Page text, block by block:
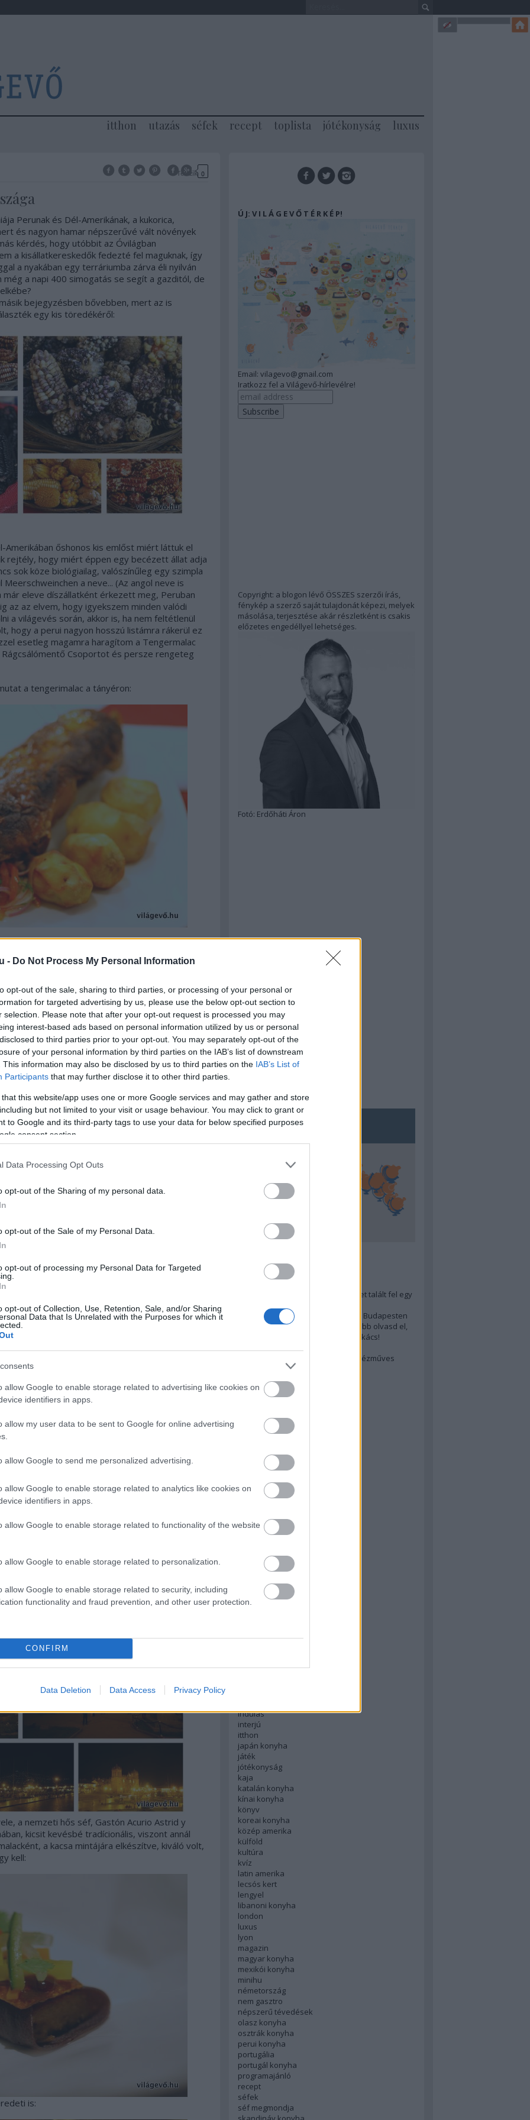
- Do Not Process My Personal Information
opt-out of the sale, sharing to third parties, or processing of your personal or
for targeted advertising by us, please use the below opt-out section to
selection. Please note that after your opt-out request is processed you may
interest-based ads based on personal information utilized by us or personal
to third parties prior to your opt-out. You may separately opt-out of the
of your personal information by third parties on the IAB’s list of downstream
This information may also be disclosed by us to third parties on the IAB’s List of
Participants that may further disclose it to other third parties.
that this website/app uses one or more Google services and may gather and store
but not limited to your visit or usage behaviour. You may click to grant or
to Google and its third-party tags to use your data for below specified purposes
consent section.
Data Processing Opt Outs
opt-out of the Sharing of my personal data.
opt-out of the Sale of my Personal Data.
opt-out of processing my Personal Data for Targeted
opt-out of Collection, Use, Retention, Sale, and/or Sharing
Data that Is Unrelated with the Purposes for which it
allow Google to enable storage related to advertising like cookies on
identifiers in apps.
allow my user data to be sent to Google for online advertising
allow Google to send me personalized advertising.
allow Google to enable storage related to analytics like cookies on
identifiers in apps.
allow Google to enable storage related to functionality of the website
allow Google to enable storage related to personalization.
allow Google to enable storage related to security, including
functionality and fraud prevention, and other user protection.
CONFIRM
Data Deletion Data Access Privacy Policy
itthon utazás séfek recept toplista jótékonyság luxus
Tetszik 0
Perunak és Dél-Amerikának, a kukorica,
és nagyon hamar népszerűvé vált növények
kérdés, hogy utóbbit az Óvilágban
a kisállatkereskedők fedezté fel maguknak, így
a nyakában egy terráriumba zárva éli nyilván
a napi 400 simogatás se segít a gazditól, de
bejegyzésben bővebben, mert az is
egy kis töredékéről:
őshonos kis emlőst miért láttuk el
rejtély, hogy miért éppen egy becézett állat adja
sok köze biológiailag, valószínűleg egy szimpla
a neve... (Az angol neve is
már eleve díszállatként érkezett meg, Peruban
az az elvem, hogy igyekszem minden valódi
a világevés során, akkor is, ha nem feltétlenül
hogy a perui nagyon hosszú listámra rákerül ez
esetleg magamra haragítom a Tengermalac
Csoportot és persze rengeteg
a tengerimalac a tányéron:
bár régen csak ünnepi alkalmakkor
a környékén mindennapos étellé vált. Peruban
el belőle, az szó nincs turistáknak
táplálkozásnak. Óriási előnye, hogy
környezetben is egyszerűen
a szarvasmarhákról nem mondható el. És
Külön érdekesség, hogy az ország két híres
környezetben! Az utolsó vacsora című
szó, ahol Krisztus és a tanítványai ülnek körbe
kicsit máshogy néz ki, mint az Európában
asztal, de ennél még izgalmasabb, hogy mit
asztalra például narancs, és más déli
tálba egy ünnepi étel, a cuy al horno, azaz az
túl jó a kép, amit a limai San Francicóban
csak lesből támadtam, így néz ki
de a kérdés nem vitatott és nem csak egy
és ugyanez látható egy cuscói Utolsó
a közepétől kicsit balra.
kellett kóstolnom, amire tegnap este az
sötétben még hangulatosabb főterén végre
a nemzeti hős séf, Gastón Acurio Astrid y
kicsit kevésbé tradícionális, viszont annál
a kacsa mintájára elkészítve, kiváló volt,
kell:
is:
Ú J: V I L Á G E V Ő T É R K É P!
Email: vilagevo@gmail.com
Iratkozz fel a Világevő-hírlevélre!
Copyright: a blogon lévő ÖSSZES szerzői írás,
fénykép a szerző saját tulajdonát képezi, melyek
másolása, terjesztése akár részletként is csakis
előzetes engedéllyel lehetséges.
Fotó: Erdőháti Áron
TOP5
Annyira menő Budapest-térképet talált fel egy
A 10 legjobb (elérhető árú) ebéd Budapesten
Szakács akarsz lenni? Akkor előbb olvasd el,
mit gondol erről egy magyar szakács!
Budapest rejtett kincsei: orosz kézműves
afrikai konyha
ázsiai konyha
baszk konyha
belgium
bocusedor
bocuse dor
dél amerika
english
északi konyha
francia konyha
holland konyha
indulás
interjú
itthon
japán konyha
játék
jótékonyság
kaja
katalán konyha
kínai konyha
könyv
koreai konyha
közép amerika
külföld
kultúra
kvíz
latin amerika
lecsós kert
lengyel
libanoni konyha
london
luxus
lyon
magazin
magyar konyha
mexikói konyha
minihu
németország
nem gasztro
népszerű tévedések
olasz konyha
osztrák konyha
perui konyha
portugália
portugál konyha
programajánló
recept
séfek
séf megmondja